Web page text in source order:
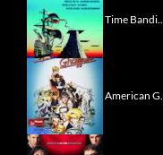
Time Bandi...
American G...